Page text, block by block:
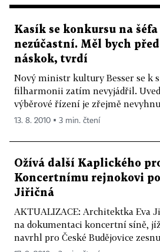
Kasík se konkursu na
nezúčastní. Měl bych
náskok, tvrdí
Nový ministr kultury Besser se k
filharmonii zatím nevyjádřil.
výběrové řízení je zřejmě
13. 8. 2010 ▪ 3 min. čtení
Ožívá další Kaplického
Koncertnímu rejnokovi
Jiřičná
AKTUALIZACE: Architektka Eva
na dokumentaci koncertní síně,
navrhl pro České Budějovice